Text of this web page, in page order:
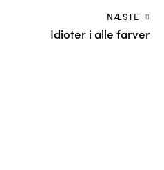
NÆSTE
Idioter i alle farver